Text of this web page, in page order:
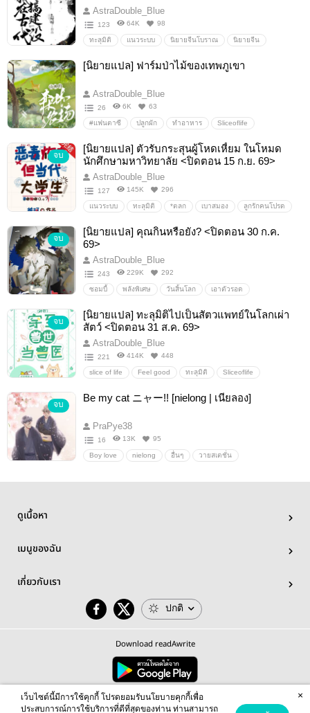
AstraDouble_Blue
123 64K 98
ทะลุมิติ แนวระบบ นิยายจีนโบราณ นิยายจีน
เกิดใหม่
[นิยายแปล] ฟาร์มป่าไม้ของเทพภูเขา
AstraDouble_Blue
26 6K 63
#แฟนตาซี ปลูกผัก ทำอาหาร Sliceoflife
สมุนไพร
จบ
[นิยายแปล] ตัวรับกระสุนผู้โหดเหี้ยม ในโหมด
นักศึกษามหาวิทยาลัย <ปิดตอน 15 ก.ย. 69>
AstraDouble_Blue
127 145K 296
แนวระบบ ทะลุมิติ *ตลก เบาสมอง ลูกรักคนโปรด
จบ
[นิยายแปล] คุณกินหรือยัง? <ปิดตอน 30 ก.ค.
69>
AstraDouble_Blue
243 229K 292
ซอมบี้ พลังพิเศษ วันสิ้นโลก เอาตัวรอด
จบ
[นิยายแปล] ทะลุมิติไปเป็นสัตวแพทย์ในโลกเผ่า
สัตว์ <ปิดตอน 31 ส.ค. 69>
AstraDouble_Blue
221 414K 448
slice of life Feel good ทะลุมิติ Sliceoflife
จบ
Be my cat ニャー!! [nielong | เนียลอง]
PraPye38
16 13K 95
Boy love nielong อื่นๆ วายสเตชั่น
ดูเนื้อหา
เมนูของฉัน
เกี่ยวกับเรา
ปกติ
Download readAwrite
© 2026 readAwrite.com by MEB Corporation Public Company Limited
This site is protected by reCAPTCHA and the Google Privacy Policy Terms of Serviceapply.
เว็บไซต์นี้มีการใช้คุกกี้ โปรดยอมรับนโยบายคุกกี้เพื่อ
ประสบการณ์การใช้บริการที่ดีที่สุดของท่าน ท่านสามารถ
×